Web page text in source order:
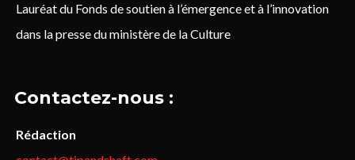
Lauréat du Fonds de soutien à l’émergence et à l’innovation
dans la presse du ministère de la Culture
Contactez-nous :
Rédaction